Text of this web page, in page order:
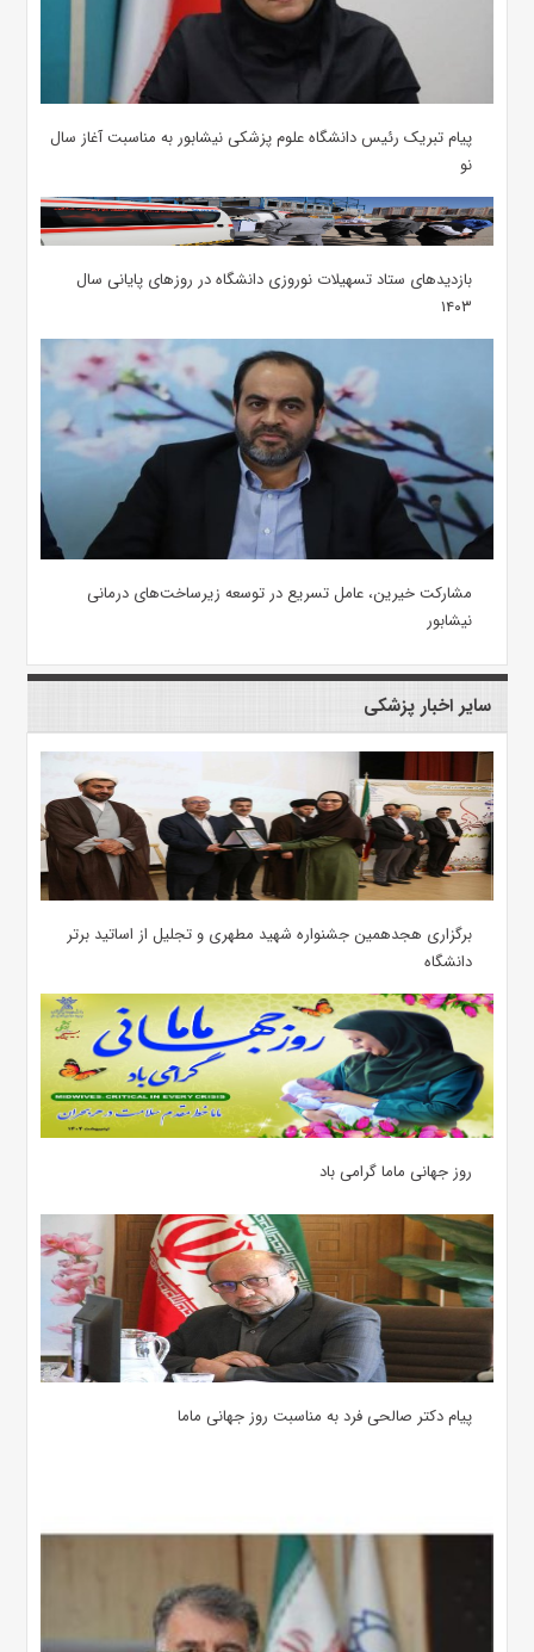
پیام تبریک رئیس دانشگاه علوم پزشکی نیشابور به مناسبت آغاز سال
نو
بازدیدهای ستاد تسهیلات نوروزی دانشگاه در روزهای پایانی سال
۱۴۰۳
مشارکت خیرین، عامل تسریع در توسعه زیرساخت‌های درمانی
نیشابور
سایر اخبار پزشکی
برگزاری هجدهمین جشنواره شهید مطهری و تجلیل از اساتید برتر
دانشگاه
روز جهانی ماما گرامی باد
پیام دکتر صالحی فرد به مناسبت روز جهانی ماما